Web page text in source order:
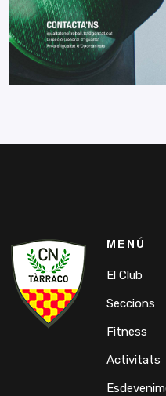
MENÚ
El Club
Seccions
Fitness
Activitats